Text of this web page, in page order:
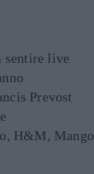
sentire live
Prevost
H&M, Mango